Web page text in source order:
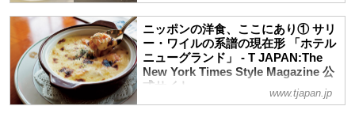
でおいしいものに出合いたければ、この人
に聞けばハズレなし！と、長きにわたり業
界の人々が厚い信頼を寄せる、アマジュン
こと天野準子さん。今昔とりまぜ、京都な
らではの絶品満腹口福アドレスを教えても
らいます
ニッポンの洋食、ここにあり① サリ
ー・ワイルの系譜の現在形 「ホテル
ニューグランド」 - T JAPAN:The
New York Times Style Magazine 公
式サイト
サリー・ワイルという名前を聞いたことが
www.tjapan.jp